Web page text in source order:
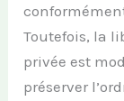
Toutefois, la
privée est
préserver